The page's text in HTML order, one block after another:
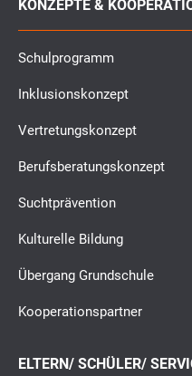
KONZEPTE &
Schulprogramm
Inklusionskonzept
Vertretungskonzept
Berufsberatungskonzept
Suchtprävention
Kulturelle Bildung
Übergang Grundschule
Kooperationspartner
ELTERN/ SCHÜLER/